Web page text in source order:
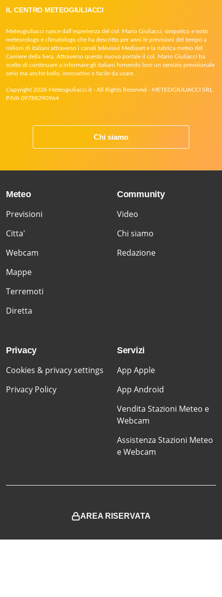
IL CENTRO METEOGIULIACCI
Meteogiuliacci nasce dall’esperienza del col. Mario Giuliacci, simpatico e noto
meteorologo e climatologo che ha descritto per anni le previsioni del tempo a
milioni di italiani attraverso i canali televisivi Mediaset e la rubrica meteo del
Corriere della Sera. Attraverso questo nuovo portale il col. Mario Giuliacci ha
scelto di continuare a informare gli italiani fornendo loro un servizio previsionale
serio ma anche bello, innovativo e facile da usare.
Copyright 2026 Meteogiuliacci.it - All Rights Reserved - METEOGIULIACCI SRL
P.IVA 09788290964
Chi siamo
Meteo
Previsioni
Citta'
Webcam
Mappe
Terremoti
Diretta
Community
Video
Chi siamo
Redazione
Privacy
Cookies & privacy settings
Privacy Policy
Servizi
App Apple
App Android
Vendita Stazioni Meteo e
Webcam
Assistenza Stazioni Meteo
e Webcam
AREA RISERVATA